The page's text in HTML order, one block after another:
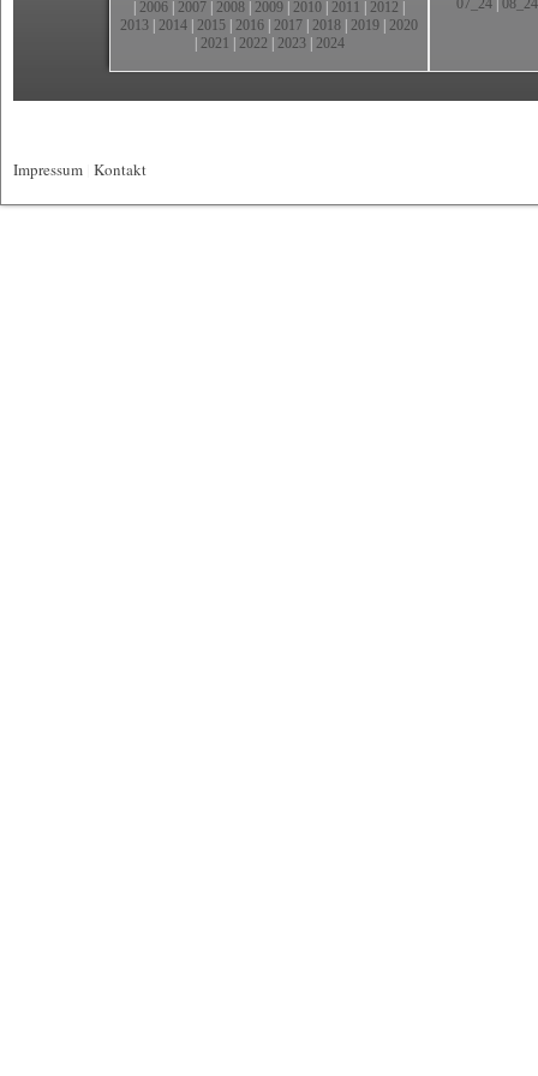
2006 2007 2008 2009 2010 2011 2012
2013 2014 2015 2016 2017 2018 2019 2020
2021 2022 2023| 2024
07_24 08_24
Impressum Kontakt